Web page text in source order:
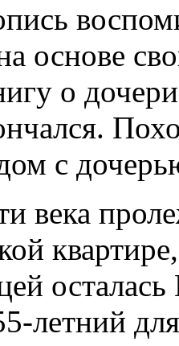
основе
о
с
века
летний